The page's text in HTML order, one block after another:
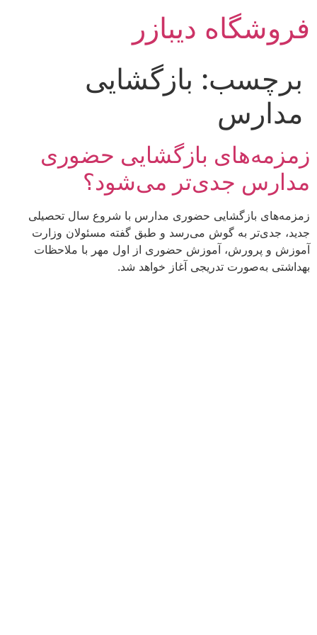
محتوا
فروشگاه دیبازر
برچسب: بازگشایی
مدارس
زمزمه‌های بازگشایی حضوری
مدارس جدی‌تر می‌شود؟
زمزمه‌های بازگشایی حضوری مدارس با شروع سال تحصیلی
جدید، جدی‌تر به گوش می‌رسد و طبق گفته مسئولان وزارت
آموزش و پرورش، آموزش حضوری از اول مهر با ملاحظات
بهداشتی به‌صورت تدریجی آغاز خواهد شد.